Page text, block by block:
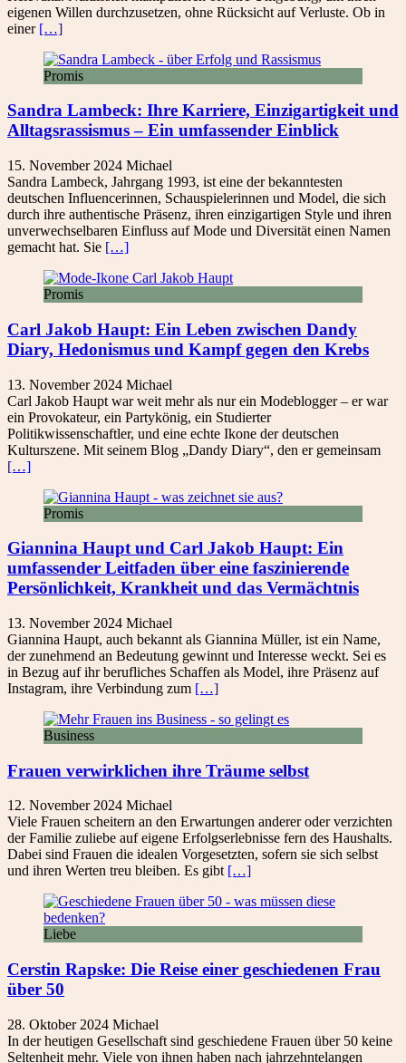
eigenen Willen durchzusetzen, ohne Rücksicht auf Verluste. Ob in
einer […]
Promis
Sandra Lambeck: Ihre Karriere, Einzigartigkeit und
Alltagsrassismus – Ein umfassender Einblick
15. November 2024 Michael
Sandra Lambeck, Jahrgang 1993, ist eine der bekanntesten
deutschen Influencerinnen, Schauspielerinnen und Model, die sich
durch ihre authentische Präsenz, ihren einzigartigen Style und ihren
unverwechselbaren Einfluss auf Mode und Diversität einen Namen
gemacht hat. Sie […]
Promis
Carl Jakob Haupt: Ein Leben zwischen Dandy
Diary, Hedonismus und Kampf gegen den Krebs
13. November 2024 Michael
Carl Jakob Haupt war weit mehr als nur ein Modeblogger – er war
ein Provokateur, ein Partykönig, ein Studierter
Politikwissenschaftler, und eine echte Ikone der deutschen
Kulturszene. Mit seinem Blog „Dandy Diary“, den er gemeinsam
[…]
Promis
Giannina Haupt und Carl Jakob Haupt: Ein
umfassender Leitfaden über eine faszinierende
Persönlichkeit, Krankheit und das Vermächtnis
13. November 2024 Michael
Giannina Haupt, auch bekannt als Giannina Müller, ist ein Name,
der zunehmend an Bedeutung gewinnt und Interesse weckt. Sei es
in Bezug auf ihr berufliches Schaffen als Model, ihre Präsenz auf
Instagram, ihre Verbindung zum […]
Business
Frauen verwirklichen ihre Träume selbst
12. November 2024 Michael
Viele Frauen scheitern an den Erwartungen anderer oder verzichten
der Familie zuliebe auf eigene Erfolgserlebnisse fern des Haushalts.
Dabei sind Frauen die idealen Vorgesetzten, sofern sie sich selbst
und ihren Werten treu bleiben. Es gibt […]
Liebe
Cerstin Rapske: Die Reise einer geschiedenen Frau
über 50
28. Oktober 2024 Michael
In der heutigen Gesellschaft sind geschiedene Frauen über 50 keine
Seltenheit mehr. Viele von ihnen haben nach jahrzehntelangen